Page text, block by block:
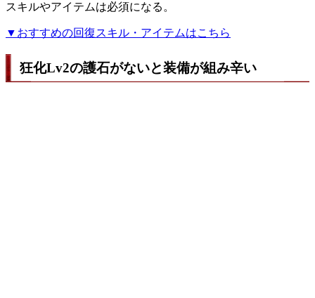
スキルやアイテムは必須になる。
▼おすすめの回復スキル・アイテムはこちら
狂化Lv2の護石がないと装備が組み辛い